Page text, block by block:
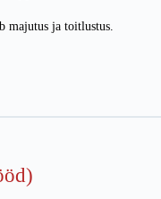
majutus ja toitlustus.